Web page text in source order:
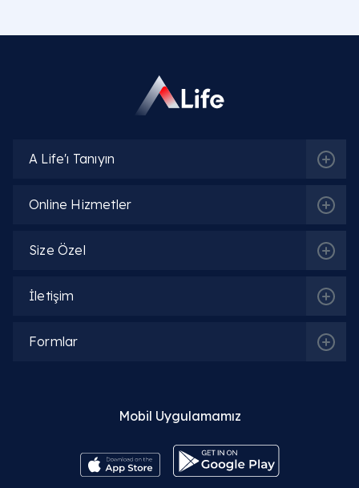
A Life'ı Tanıyın
Online Hizmetler
Size Özel
İletişim
Formlar
Mobil Uygulamamız